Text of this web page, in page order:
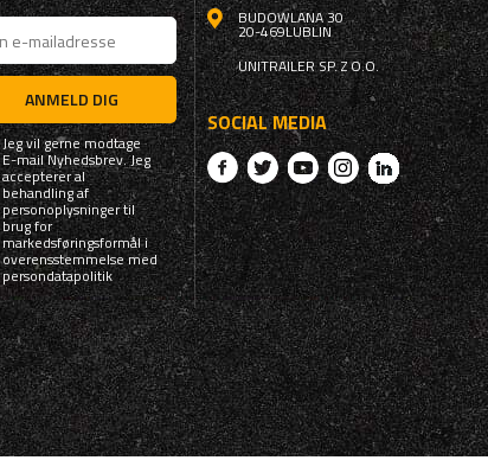
ANMELD DIG
Jeg vil gerne modtage
E-mail Nyhedsbrev. Jeg
accepterer al
behandling af
personoplysninger til
brug for
markedsføringsformål i
overensstemmelse med
persondatapolitik
BUDOWLANA 30
20-469LUBLIN
UNITRAILER SP. Z O.O.
SOCIAL MEDIA